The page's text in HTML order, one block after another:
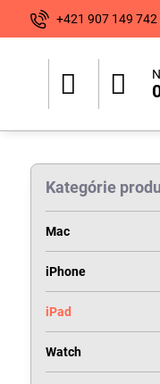
+421 907 149 742
Kategórie
Mac
iPhone
iPad
Watch